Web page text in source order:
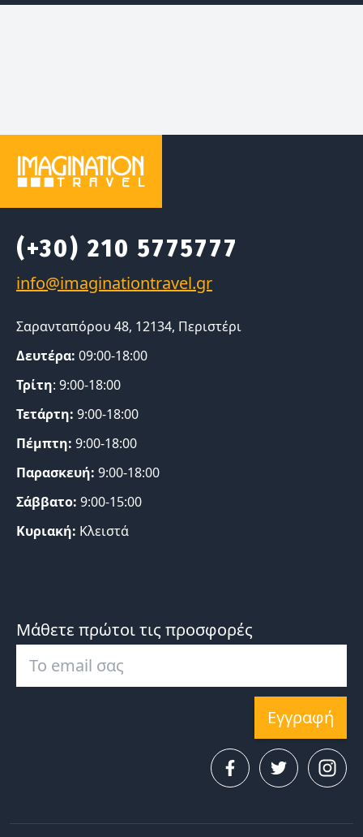
(+30) 210 5775777
Σαρανταπόρου 48, 12134, Περιστέρι
Δευτέρα: 09:00-18:00
Τρίτη: 9:00-18:00
Τετάρτη: 9:00-18:00
Πέμπτη: 9:00-18:00
Παρασκευή: 9:00-18:00
Σάββατο: 9:00-15:00
Κυριακή: Κλειστά
Μάθετε πρώτοι τις προσφορές
Εγγραφή